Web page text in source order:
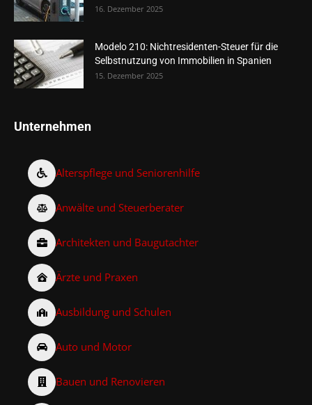
16. Dezember 2025
Modelo 210: Nichtresidenten-Steuer für die
Selbstnutzung von Immobilien in Spanien
15. Dezember 2025
Unternehmen
Alterspflege und Seniorenhilfe
Anwälte und Steuerberater
Architekten und Baugutachter
Ärzte und Praxen
Ausbildung und Schulen
Auto und Motor
Bauen und Renovieren